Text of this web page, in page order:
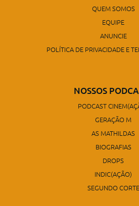
QUEM SOMOS
EQUIPE
ANUNCIE
POLÍTICA DE PRIVACIDADE E
NOSSOS
PODCAST
GERAÇÃO M
AS MATHILDAS
BIOGRAFIAS
DROPS
INDIC(AÇÃO)
SEGUNDO CORTE